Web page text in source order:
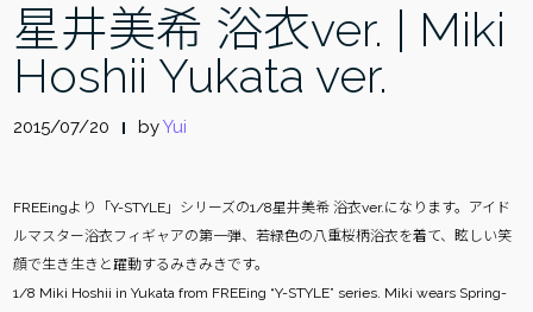
星井美希 浴衣ver. | Miki
Hoshii Yukata ver.
2015/07/20 byYui
FREEingより「Y-STYLE」シリーズの1/8星井美希 浴衣ver.になります。アイド
ルマスター浴衣フィギャアの第一弾、若緑色の八重桜柄浴衣を着て、眩しい笑
顔で生き生きと躍動するみきみきです。
1/8 Miki Hoshii in Yukata from FREEing “Y-STYLE” series. Miki wears Spring-